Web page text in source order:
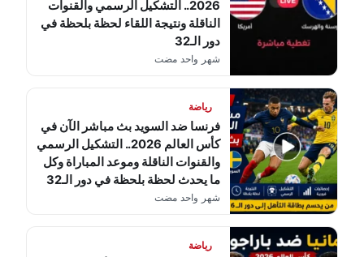
2026.. التشكيل الرسمي والقنوات
الناقلة ونتيجة اللقاء لحظة بلحظة في
دور الـ32
شهر واحد مضت
رياضة
فرنسا ضد السويد بث مباشر الآن في
كأس العالم 2026.. التشكيل الرسمي
والقنوات الناقلة وموعد المباراة وكل
ما يحدث لحظة بلحظة في دور الـ32
شهر واحد مضت
رياضة